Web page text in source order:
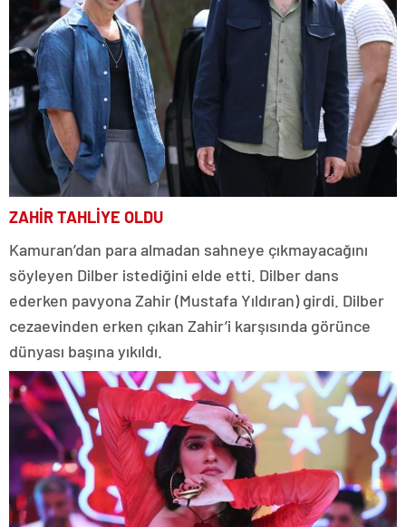
ZAHİR TAHLİYE OLDU
Kamuran’dan para almadan sahneye çıkmayacağını
söyleyen Dilber istediğini elde etti. Dilber dans
ederken pavyona Zahir (Mustafa Yıldıran) girdi. Dilber
cezaevinden erken çıkan Zahir’i karşısında görünce
dünyası başına yıkıldı.